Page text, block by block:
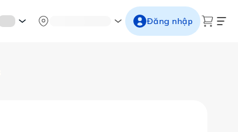
Đăng nhập
Từ cố đô đến thành thăng longNgắm hoa